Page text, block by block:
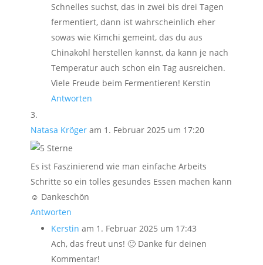
Schnelles suchst, das in zwei bis drei Tagen
fermentiert, dann ist wahrscheinlich eher
sowas wie Kimchi gemeint, das du aus
Chinakohl herstellen kannst, da kann je nach
Temperatur auch schon ein Tag ausreichen.
Viele Freude beim Fermentieren! Kerstin
Antworten
Natasa Kröger am 1. Februar 2025 um 17:20
Es ist Faszinierend wie man einfache Arbeits
Schritte so ein tolles gesundes Essen machen kann
☺️ Dankeschön
Antworten
Kerstin am 1. Februar 2025 um 17:43
Ach, das freut uns! 🙂 Danke für deinen
Kommentar!